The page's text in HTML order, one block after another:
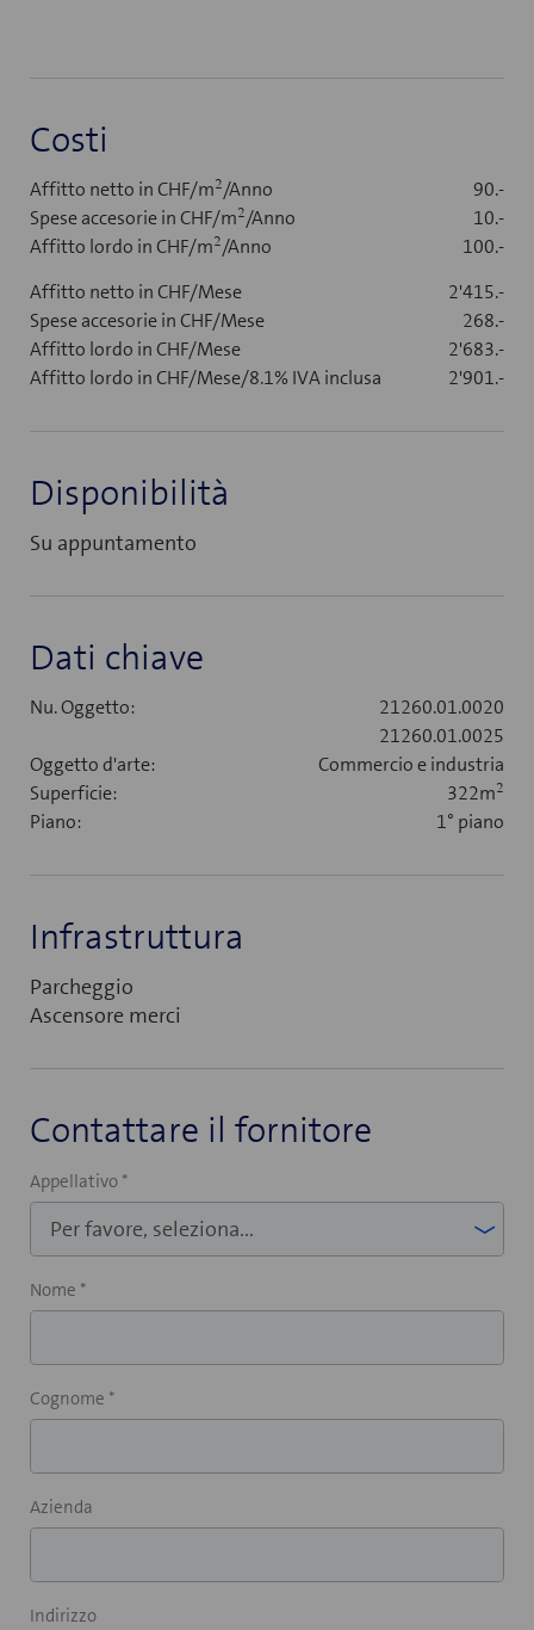
Costi
Affitto netto in CHF/m2/Anno
90.-
Spese accesorie in CHF/m2/Anno
10.-
Affitto lordo in CHF/m2/Anno
100.-
Affitto netto in CHF/Mese
2'415.-
Spese accesorie in CHF/Mese
268.-
Affitto lordo in CHF/Mese
2'683.-
Affitto lordo in CHF/Mese/8.1% IVA inclusa
2'901.-
Disponibilità
Su appuntamento
Dati chiave
Nu. Oggetto:
21260.01.0020
21260.01.0025
Oggetto d'arte:
Commercio e industria
Superficie:
322m2
Piano: 1° piano
Infrastruttura
Parcheggio
Ascensore merci
Contattare il fornitore
Appellativo *
Nome *
Cognome *
Azienda
Indirizzo